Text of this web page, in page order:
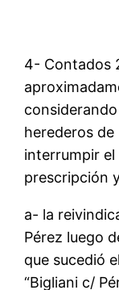
4- Contados
herederos
interrumpir
prescripción
a- la
Pérez luego
que sucedió
“Bigliani c/